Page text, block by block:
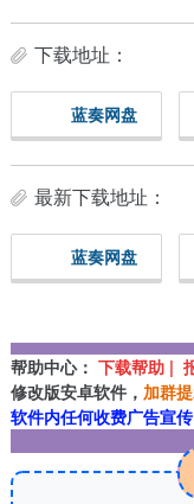
下载地址：
蓝奏网盘
最新下载地址：
蓝奏网盘
帮助中心： 下载帮助 |
修改版安卓软件， 加群
软件内任何收费广告宣